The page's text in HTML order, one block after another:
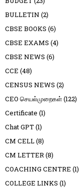
BULLETIN (2)
CBSE BOOKS (6)
CBSE EXAMS (4)
CBSE NEWS (6)
CCE (48)
CENSUS NEWS (2)
CEO செயல்முறைகள்(122)
Certificate (1)
Chat GPT(1)
CM CELL(8)
CM LETTER(8)
COACHING CENTRE (1)
COLLEGE LINKS (1)